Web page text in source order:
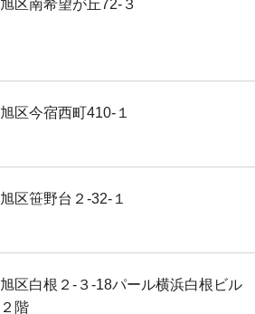
旭区南希望が丘72‐３
旭区今宿西町410‐１
旭区笹野台２‐32‐１
旭区白根２‐３‐18パール横浜白根ビル
２階